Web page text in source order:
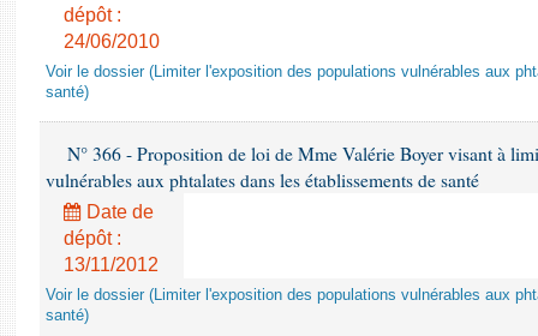
dépôt :
24/06/2010
Voir le dossier (Limiter l'exposition des populations vulnérables aux
santé)
N° 366 - Proposition de loi de Mme Valérie Boyer visant à
vulnérables aux phtalates dans les établissements de santé
Date de
dépôt :
13/11/2012
Voir le dossier (Limiter l'exposition des populations vulnérables aux
santé)